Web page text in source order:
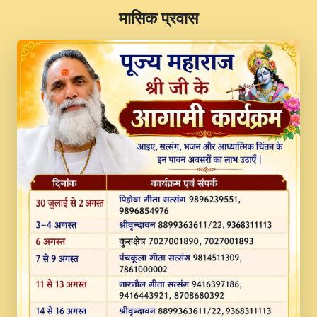
JINU SATGURU AAP BULAVE by Rasik
Pawan ji 20-11-19 Sankirtan At VEER JI
PRABHU KUTEER CHANNEL.mp3
Kina Sohna Tera Bhawan Sajaya Mata
Vaishno Devi Aarti Mata Rani Bhajan By
Lakhwinder Wadali Ji.mp3
MERE MANN VICH KANTH KALER
NEW PUNAJBI DEVOTIONAL SONG 2017
FULL VIDEO HD.mp3
Na To Roop Hai Bindu Ji Maharaj Pad - A
Divine Bhajan by Shri Indresh Ji
#BhaktiPath.mp3
Radha Rani Ki Kirpa Best Devotional
Song By Chitra Vichitra.mp3
​मासिक प्रवास